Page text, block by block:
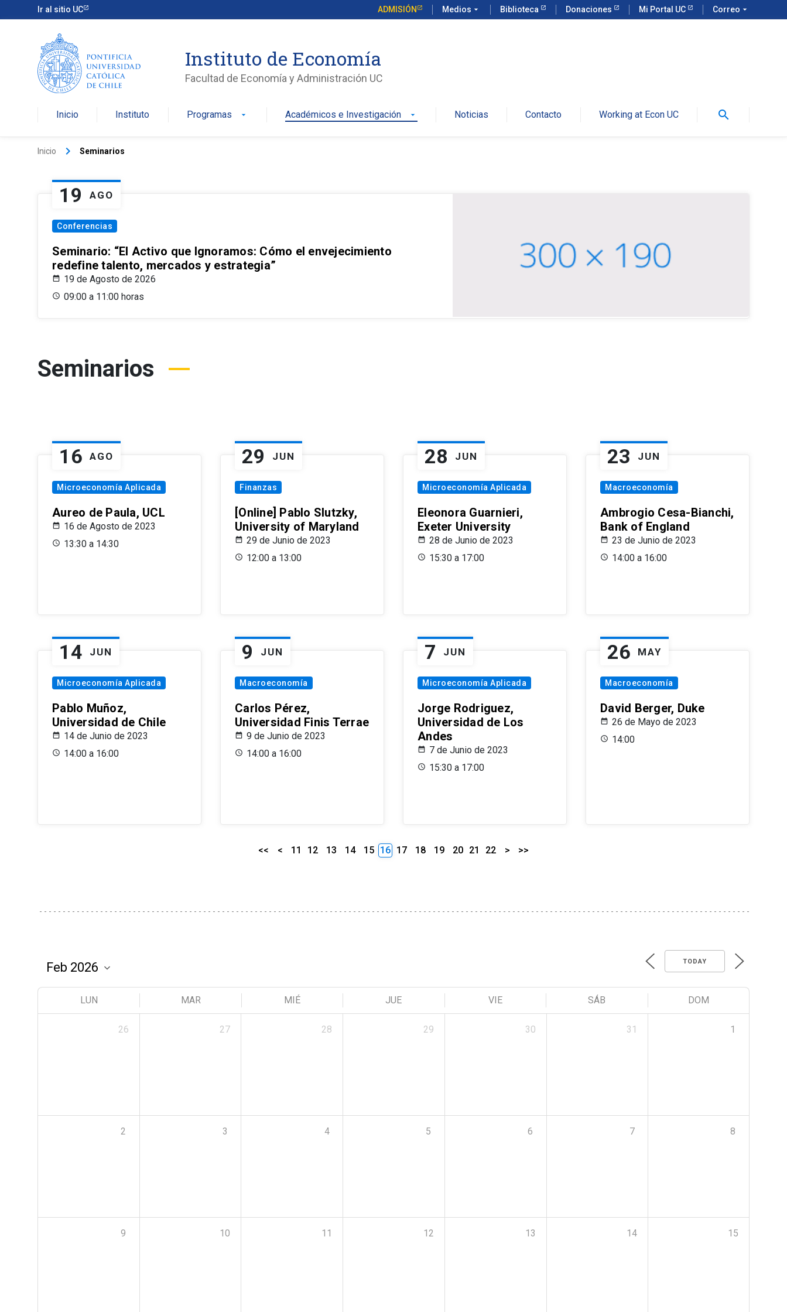
Ir al sitio UC ADMISIÓN Medios arrow_drop_down Biblioteca Donaciones Mi Portal UC Correo arrow_drop_down
Instituto de Economía
Facultad de Economía y Administración UC
Inicio Instituto Programas arrow_drop_down Académicos e Investigación arrow_drop_down Noticias Contacto Working at Econ UC search
Inicio keyboard_arrow_right Seminarios
19 AGO
Conferencias
Seminario: “El Activo que Ignoramos: Cómo el envejecimiento
redefine talento, mercados y estrategia”
19 de Agosto de 2026
09:00 a 11:00 horas
Seminarios
16 AGO
Microeconomía Aplicada
Aureo de Paula, UCL
16 de Agosto de 2023
13:30 a 14:30
29 JUN
Finanzas
[Online] Pablo Slutzky,
University of Maryland
29 de Junio de 2023
12:00 a 13:00
28 JUN
Microeconomía Aplicada
Eleonora Guarnieri,
Exeter University
28 de Junio de 2023
15:30 a 17:00
23 JUN
Macroeconomía
Ambrogio Cesa-Bianchi,
Bank of England
23 de Junio de 2023
14:00 a 16:00
14 JUN
Microeconomía Aplicada
Pablo Muñoz,
Universidad de Chile
14 de Junio de 2023
14:00 a 16:00
9 JUN
Macroeconomía
Carlos Pérez,
Universidad Finis Terrae
9 de Junio de 2023
14:00 a 16:00
7 JUN
Microeconomía Aplicada
Jorge Rodriguez,
Universidad de Los
Andes
7 de Junio de 2023
15:30 a 17:00
26 MAY
Macroeconomía
David Berger, Duke
26 de Mayo de 2023
14:00
<< < 11 12 13 14 15 16 17 18 19 20 21 22 > >>
TODAY
LUN MAR MIÉ JUE VIE SÁB DOM
26 27 28 29 30 31 1
2 3 4 5 6 7 8
9 10 11 12 13 14 15